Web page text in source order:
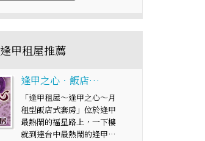
逢甲租屋推薦
逢甲之心‧飯店…
「逢甲租屋～逢甲之心～月
租型飯店式套房」位於逢甲
最熱鬧的福星路上，一下樓
就到達台中最熱鬧的逢甲…